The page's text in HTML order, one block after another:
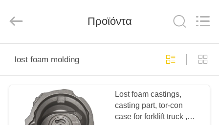
ΠΡΟΪΌΝΤΑ
ΠΕΡΊΠΟΥ
Factory.
Developed
Προϊόντα
lost foam molding
Lost foam castings,
casting part, tor-con
case for forklift truck ,